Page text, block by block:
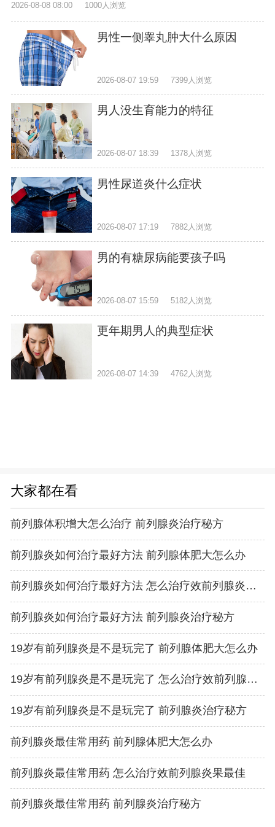
2026-08-08 08:00 1000人浏览
男性一侧睾丸肿大什么原因
2026-08-07 19:59 7399人浏览
男人没生育能力的特征
2026-08-07 18:39 1378人浏览
男性尿道炎什么症状
2026-08-07 17:19 7882人浏览
男的有糖尿病能要孩子吗
2026-08-07 15:59 5182人浏览
更年期男人的典型症状
2026-08-07 14:39 4762人浏览
大家都在看
前列腺体积增大怎么治疗 前列腺炎治疗秘方
前列腺炎如何治疗最好方法 前列腺体肥大怎么办
前列腺炎如何治疗最好方法 怎么治疗效前列腺炎果最佳
前列腺炎如何治疗最好方法 前列腺炎治疗秘方
19岁有前列腺炎是不是玩完了 前列腺体肥大怎么办
19岁有前列腺炎是不是玩完了 怎么治疗效前列腺炎果最佳
19岁有前列腺炎是不是玩完了 前列腺炎治疗秘方
前列腺炎最佳常用药 前列腺体肥大怎么办
前列腺炎最佳常用药 怎么治疗效前列腺炎果最佳
前列腺炎最佳常用药 前列腺炎治疗秘方